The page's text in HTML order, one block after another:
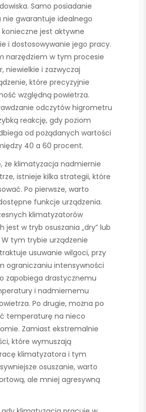
Samo posiadanie
gwarantuje idealnego
jest aktywne
i dostosowywanie jego pracy.
narzędziem w tym procesie
niewielkie i zazwyczaj
które precyzyjnie
względną powietrza.
odczytów higrometru
reakcję, gdy poziom
od pożądanych wartości
40 a 60 procent.
że klimatyzacja nadmiernie
istnieje kilka strategii, które
Po pierwsze, warto
funkcje urządzenia.
klimatyzatorów
jest w tryb osuszania „dry” lub
W tym trybie urządzenie
usuwanie wilgoci, przy
ograniczaniu intensywności
zapobiega drastycznemu
i nadmiernemu
Po drugie, można po
temperaturę na nieco
Zamiast ekstremalnie
które wymuszają
klimatyzatora i tym
osuszanie, warto
ale mniej agresywną